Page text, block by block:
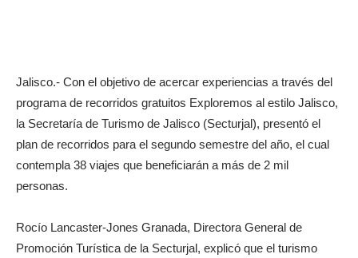
Jalisco.- Con el objetivo de acercar experiencias a través del
programa de recorridos gratuitos Exploremos al estilo Jalisco,
la Secretaría de Turismo de Jalisco (Secturjal), presentó el
plan de recorridos para el segundo semestre del año, el cual
contempla 38 viajes que beneficiarán a más de 2 mil
personas.
Rocío Lancaster-Jones Granada, Directora General de
Promoción Turística de la Secturjal, explicó que el turismo